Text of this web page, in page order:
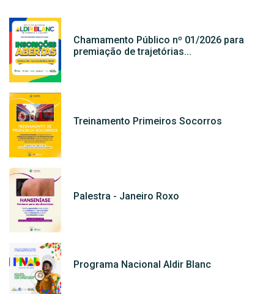
Chamamento Público nº 01/2026 para
premiação de trajetórias...
Treinamento Primeiros Socorros
Palestra - Janeiro Roxo
Programa Nacional Aldir Blanc